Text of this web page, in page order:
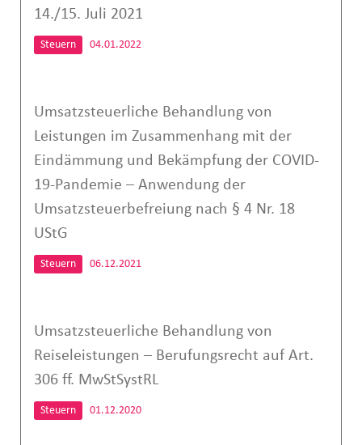
14./15. Juli 2021
Steuern 04.01.2022
Umsatzsteuerliche Behandlung von
Leistungen im Zusammenhang mit der
Eindämmung und Bekämpfung der COVID-
19-Pandemie – Anwendung der
Umsatzsteuerbefreiung nach § 4 Nr. 18
UStG
Steuern 06.12.2021
Umsatzsteuerliche Behandlung von
Reiseleistungen – Berufungsrecht auf Art.
306 ff. MwStSystRL
Steuern 01.12.2020